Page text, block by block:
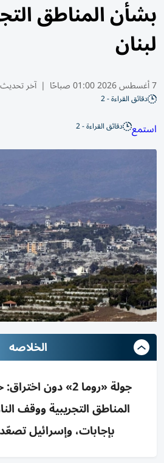
بشأن المناطق
لبنان
7 أغسطس 2026 01:00 صباحًا | آخر
دقائق القراءة - 2
استمع دقائق القراءة - 2
الخلاصه
جولة «روما 2» دون
المناطق التجريبية ووقف
بإجابات، وإسرائيل